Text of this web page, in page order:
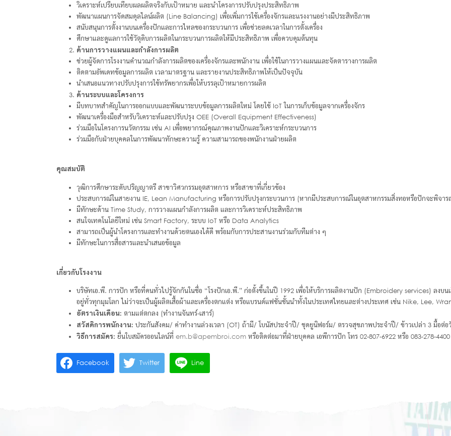
วิเคราะห์เปรียบเทียบผลผลิตจริงกับเป้าหมาย และนำโครงการปรับปรุงประสิทธิภาพ
พัฒนาแผนการจัดสมดุลไลน์ผลิต (Line Balancing) เพื่อเพิ่มการใช้เครื่องจักรและแรงงานอย่างมีประสิทธิภาพ
สนับสนุนการตั้งงานบนเครื่องปักและการไหลของกระบวนการ เพื่อช่วยลดเวลาในการตั้งเครื่อง
ศึกษาและดูแลการใช้วัตุดิบการผลิตในกระบวนการผลิตให้มีประสิทธิภาพ เพื่อควบคุมต้นทุน
ด้านการวางแผนและกำลังการผลิต
ช่วยผู้จัดการโรงงานคำนวณกำลังการผลิตของเครื่องจักรและพนักงาน เพื่อใช้ในการวางแผนและจัดตารางการผลิต
ติดตามอัพเดทข้อมูลการผลิต เวลามาตรฐาน และรายงานประสิทธิภาพให้เป็นปัจจุบัน
นำเสนอแนวทางปรับปรุงการใช้ทรัพยากรเพื่อให้บรรลุเป้าหมายการผลิต
ด้านระบบและโครงการ
มีบทบาทสำคัญในการออกแบบและพัฒนาระบบข้อมูลการผลิตใหม่ โดยใช้ IoT ในการเก็บข้อมูลจากเครื่องจักร
พัฒนาเครื่องมือสำหรับวิเคราะห์และปรับปรุง OEE (Overall Equipment Effectiveness)
ร่วมมือในโครงการนวัตกรรม เช่น AI เพื่อพยากรณ์คุณภาพงานปักและวิเคราะห์กระบวนการ
ร่วมมือกับฝ่ายบุคคลในการพัฒนาทักษะความรู้ ความสามารถของพนักงานฝ่ายผลิต
คุณสมบัติ
วุฒิการศึกษาระดับปริญญาตรี สาขาวิศวกรรมอุตสาหการ หรือสาขาที่เกี่ยวข้อง
ประสบการณ์ในสายงาน IE, Lean Manufacturing หรือการปรับปรุงกระบวนการ (หากมีประสบการณ์ในอุตสาหกรรมสิ่งทอหรือปักจะพิจาร
มีทักษะด้าน Time Study, การวางแผนกำลังการผลิต และการวิเคราะห์ประสิทธิภาพ
สนใจเทคโนโลยีใหม่ เช่น Smart Factory, ระบบ IoT หรือ Data Analytics
สามารถเป็นผู้นำโครงการและทำงานด้วยตนเองได้ดี พร้อมกับการประสานงานร่วมกับทีมต่าง ๆ
มีทักษะในการสื่อสารและนำเสนอข้อมูล
เกี่ยวกับโรงงาน
บริษัทเอ.พี. การปัก หรือที่คนทั่วไปรู้จักกันในชื่อ “โรงปักเอ.พี.” ก่อตั้งขึ้นในปี 1992 เพื่อให้บริการผลิตงานปัก (Embroidery services) ลงบน
อยู่ทั่วทุกมุมโลก ไม่ว่าจะเป็นผู้ผลิตเสื้อผ้าและเครื่องตกแต่ง หรือแบรนด์แฟชั่นชั้นนำทั้งในประเทศไทยและต่างประเทศ เช่น Nike, Lee,
อัตราเงินเดือน: ตามแต่ตกลง (ทำงานจันทร์-เสาร์)
สวัสดิการพนักงาน: ประกันสังคม/ ค่าทำงานล่วงเวลา (OT) ถ้ามี/ โบนัสประจำปี/ ชุดยูนิฟอร์ม/ ตรวจสุขภาพประจำปี/ ข้าวเปล่า 3 มื้อต่อ
วิธีการสมัคร: ยื่นใบสมัครออนไลน์ที่ em.b@apembroi.com หรือติดต่อมาที่ฝ่ายบุคคล เอพีการปัก โทร 02-807-6922 หรือ 083-278-4400
Facebook Twitter Line